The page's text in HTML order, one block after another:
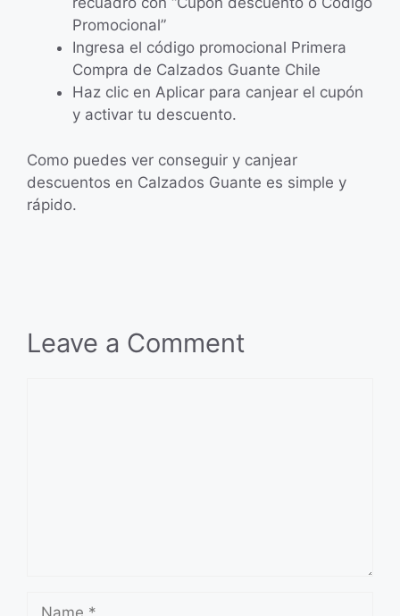
Promocional”
Ingresa el código promocional Primera
Compra de Calzados Guante Chile
Haz clic en Aplicar para canjear el cupón
y activar tu descuento.
Como puedes ver conseguir y canjear
descuentos en Calzados Guante es simple y
rápido.
Leave a Comment
Name